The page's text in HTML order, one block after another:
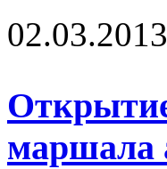
02.03.2013